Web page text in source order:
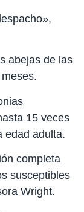
abejas de las
15 veces
edad adulta.
completa
susceptibles
Wright.